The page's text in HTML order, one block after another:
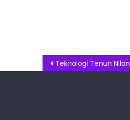
Post
Teknologi Tenun Nilon Ganda Jadikan Kabel USB ANKER PowerLine 322 A81F5 Begitu Kuat!